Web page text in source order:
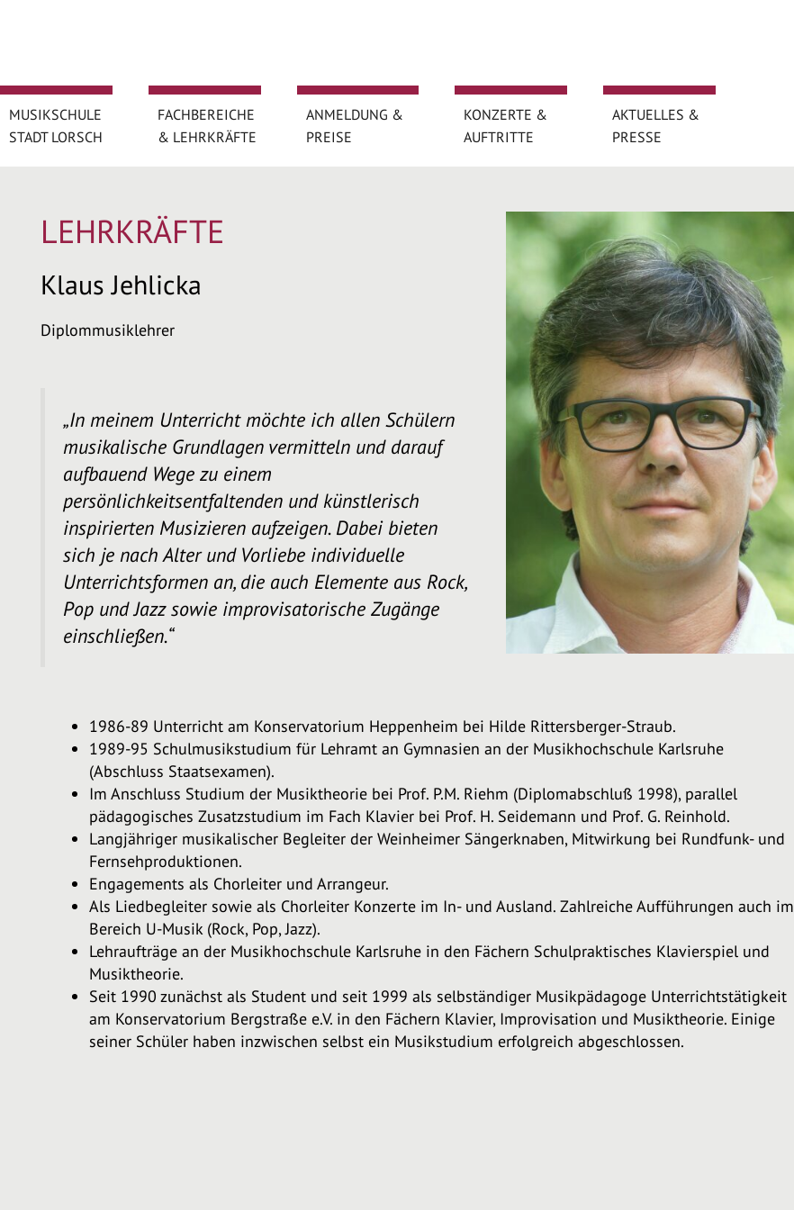
MUSIKSCHULE
STADT LORSCH
FACHBEREICHE
& LEHRKRÄFTE
ANMELDUNG &
PREISE
KONZERTE &
AUFTRITTE
AKTUELLES &
PRESSE
LEHRKRÄFTE
Klaus Jehlicka
Diplommusiklehrer
„In meinem Unterricht möchte ich allen Schülern
musikalische Grundlagen vermitteln und darauf
aufbauend Wege zu einem
persönlichkeitsentfaltenden und künstlerisch
inspirierten Musizieren aufzeigen. Dabei bieten
sich je nach Alter und Vorliebe individuelle
Unterrichtsformen an, die auch Elemente aus Rock,
Pop und Jazz sowie improvisatorische Zugänge
einschließen.“
1986-89 Unterricht am Konservatorium Heppenheim bei Hilde Rittersberger-Straub.
1989-95 Schulmusikstudium für Lehramt an Gymnasien an der Musikhochschule Karlsruhe
(Abschluss Staatsexamen).
Im Anschluss Studium der Musiktheorie bei Prof. P.M. Riehm (Diplomabschluß 1998), parallel
pädagogisches Zusatzstudium im Fach Klavier bei Prof. H. Seidemann und Prof. G. Reinhold.
Langjähriger musikalischer Begleiter der Weinheimer Sängerknaben, Mitwirkung bei Rundfunk- und
Fernsehproduktionen.
Engagements als Chorleiter und Arrangeur.
Als Liedbegleiter sowie als Chorleiter Konzerte im In- und Ausland. Zahlreiche Aufführungen auch im
Bereich U-Musik (Rock, Pop, Jazz).
Lehraufträge an der Musikhochschule Karlsruhe in den Fächern Schulpraktisches Klavierspiel und
Musiktheorie.
Seit 1990 zunächst als Student und seit 1999 als selbständiger Musikpädagoge Unterrichtstätigkeit
am Konservatorium Bergstraße e.V. in den Fächern Klavier, Improvisation und Musiktheorie. Einige
seiner Schüler haben inzwischen selbst ein Musikstudium erfolgreich abgeschlossen.